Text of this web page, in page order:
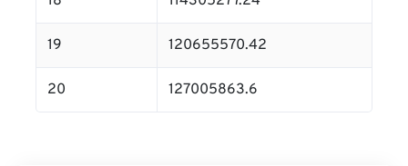
19 120655570.42
20 127005863.6